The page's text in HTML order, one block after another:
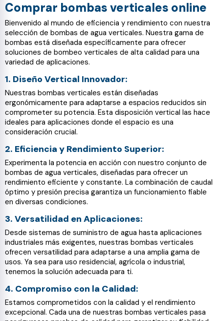
Comprar bombas verticales online
Bienvenido al mundo de eficiencia y rendimiento con nuestra
selección de bombas de agua verticales. Nuestra gama de
bombas está diseñada específicamente para ofrecer
soluciones de bombeo verticales de alta calidad para una
variedad de aplicaciones.
1. Diseño Vertical Innovador:
Nuestras bombas verticales están diseñadas
ergonómicamente para adaptarse a espacios reducidos sin
comprometer su potencia. Esta disposición vertical las hace
ideales para aplicaciones donde el espacio es una
consideración crucial.
2. Eficiencia y Rendimiento Superior:
Experimenta la potencia en acción con nuestro conjunto de
bombas de agua verticales, diseñadas para ofrecer un
rendimiento eficiente y constante. La combinación de caudal
óptimo y presión precisa garantiza un funcionamiento fiable
en diversas condiciones.
3. Versatilidad en Aplicaciones:
Desde sistemas de suministro de agua hasta aplicaciones
industriales más exigentes, nuestras bombas verticales
ofrecen versatilidad para adaptarse a una amplia gama de
usos. Ya sea para uso residencial, agrícola o industrial,
tenemos la solución adecuada para ti.
4. Compromiso con la Calidad:
Estamos comprometidos con la calidad y el rendimiento
excepcional. Cada una de nuestras bombas verticales pasa